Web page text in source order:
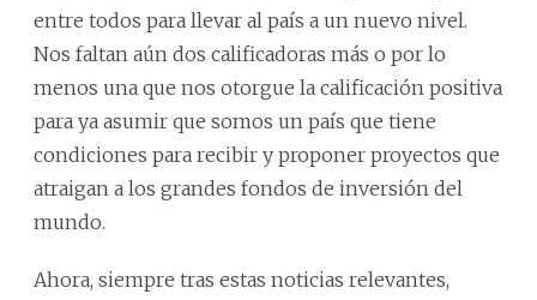
entre todos para llevar al país a un nuevo nivel.
Nos faltan aún dos calificadoras más o por lo
menos una que nos otorgue la calificación positiva
para ya asumir que somos un país que tiene
condiciones para recibir y proponer proyectos que
atraigan a los grandes fondos de inversión del
mundo.
Ahora, siempre tras estas noticias relevantes,